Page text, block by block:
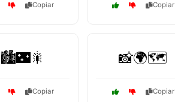
Copiar Copiar
🏙️🌃🎇
Copiar
📸🌍🗺️
Copiar